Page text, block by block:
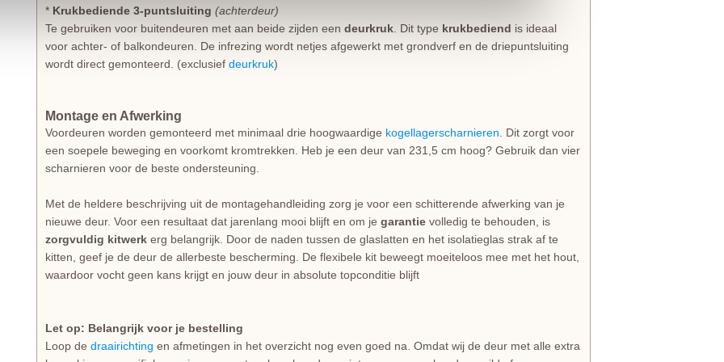
* Krukbediende 3-puntsluiting (achterdeur)
Te gebruiken voor buitendeuren met aan beide zijden een deurkruk . Dit type krukbediend is ideaal
voor achter- of balkondeuren. De infrezing wordt netjes afgewerkt met grondverf en de driepuntsluiting
wordt direct gemonteerd. (exclusief deurkruk)
Montage en Afwerking
Voordeuren worden gemonteerd met minimaal drie hoogwaardige kogellagerscharnieren . Dit zorgt voor
een soepele beweging en voorkomt kromtrekken. Heb je een deur van 231,5 cm hoog? Gebruik dan vier
scharnieren voor de beste ondersteuning.
Met de heldere beschrijving uit de montagehandleiding zorg je voor een schitterende afwerking van je
nieuwe deur. Voor een resultaat dat jarenlang mooi blijft en om je garantie volledig te behouden, is
zorgvuldig kitwerk erg belangrijk. Door de naden tussen de glaslatten en het isolatieglas strak af te
kitten, geef je de deur de allerbeste bescherming. De flexibele kit beweegt moeiteloos mee met het hout,
waardoor vocht geen kans krijgt en jouw deur in absolute topconditie blijft
Let op: Belangrijk voor je bestelling
Loop de draairichting en afmetingen in het overzicht nog even goed na. Omdat wij de deur met alle extra